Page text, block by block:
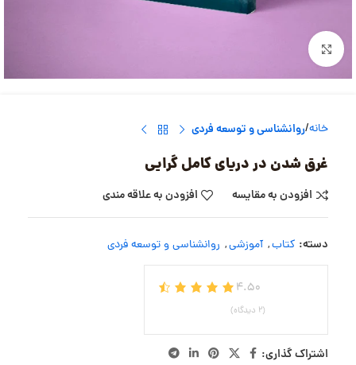
بزرگنمایی تصویر
خانه روانشناسی و توسعه فردی
غرق شدن در دریای کامل گرایی
افزودن به مقایسه افزودن به علاقه مندی
دسته: کتاب, آموزشی, روانشناسی و توسعه فردی
4.50
(2 دیدگاه)
اشتراک گذاری: